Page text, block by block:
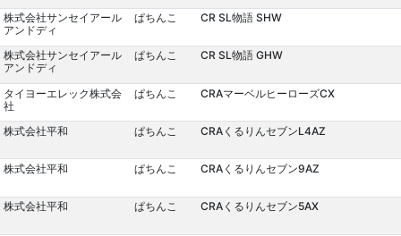
株式会社サンセイアール
アンドディ
ぱちんこ CR SL物語 SHW
株式会社サンセイアール
アンドディ
ぱちんこ CR SL物語 GHW
タイヨーエレック株式会
社
ぱちんこ CRAマーベルヒーローズCX
株式会社平和 ぱちんこ CRAくるりんセブンL4AZ
株式会社平和 ぱちんこ CRAくるりんセブン9AZ
株式会社平和 ぱちんこ CRAくるりんセブン5AX